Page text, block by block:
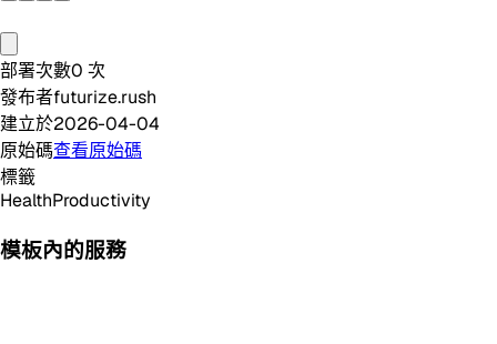
部署次數0 次
發布者futurize.rush
建立於2026-04-04
原始碼查看原始碼
標籤
HealthProductivity
模板內的服務